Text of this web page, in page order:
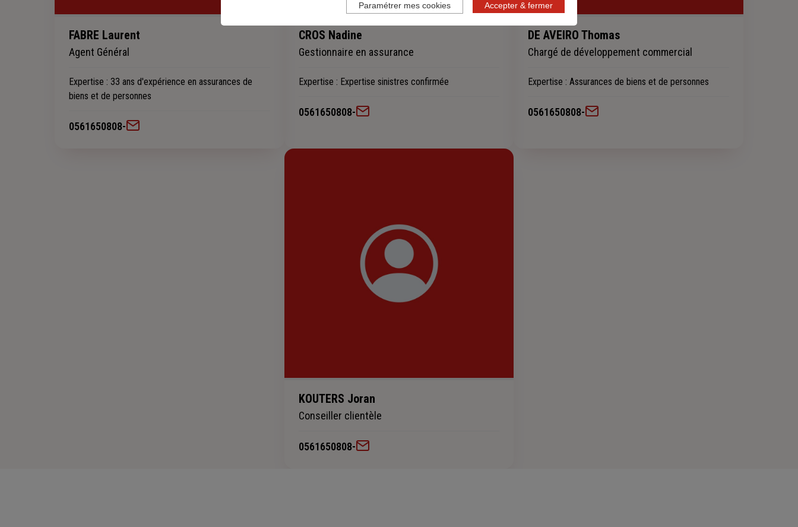
FABRE Laurent
Agent Général
Expertise : 33 ans d'expérience en assurances de
biens et de personnes
0561650808-
CROS Nadine
Gestionnaire en assurance
Expertise : Expertise sinistres confirmée
0561650808-
DE AVEIRO Thomas
Chargé de développement commercial
Expertise : Assurances de biens et de personnes
0561650808-
KOUTERS Joran
Conseiller clientèle
0561650808-
Accepter & fermer
Paramétrer mes cookies